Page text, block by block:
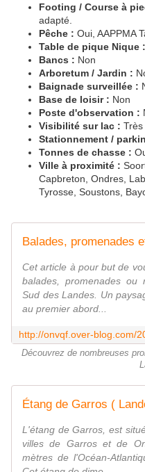
Footing / Course à
adapté.
Pêche : Oui, AAPPMA
Table de pique Nique :
Bancs : Non
Arboretum / Jardin :
Baignade surveillée :
Base de loisir : Non
Poste d'observation :
Visibilité sur lac : Très
Stationnement /
Tonnes de chasse :
Ville à proximité :
Capbreton, Ondres,
Tyrosse, Soustons,
Cet article à pour but de
balades, promenades ou
Sud des Landes. Un
au premier abord...
Découvrez de nombreuses
L'étang de Garros, est
villes de Garros et de
mètres de l'Océan-